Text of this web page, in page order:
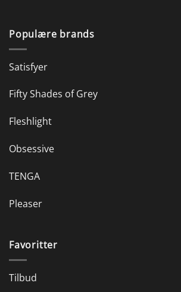
Populære brands
Satisfyer
Fifty Shades of Grey
Fleshlight
Obsessive
TENGA
Pleaser
Favoritter
Tilbud